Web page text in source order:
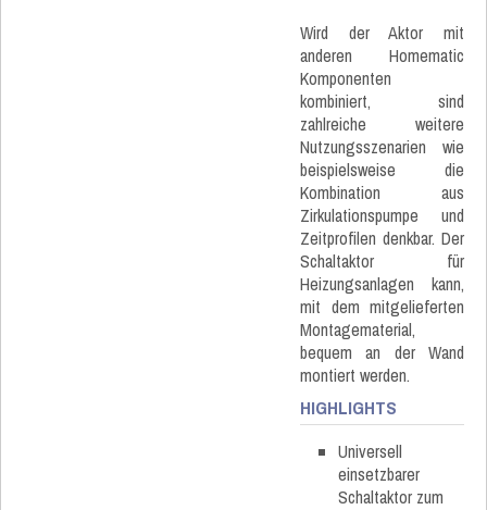
Wird der Aktor mit
anderen Homematic
Komponenten
kombiniert, sind
zahlreiche weitere
Nutzungsszenarien wie
beispielsweise die
Kombination aus
Zirkulationspumpe und
Zeitprofilen denkbar. Der
Schaltaktor für
Heizungsanlagen kann,
mit dem mitgelieferten
Montagematerial,
bequem an der Wand
montiert werden.
HIGHLIGHTS
Universell
einsetzbarer
Schaltaktor zum